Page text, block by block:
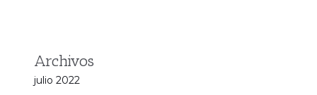
Archivos
julio 2022